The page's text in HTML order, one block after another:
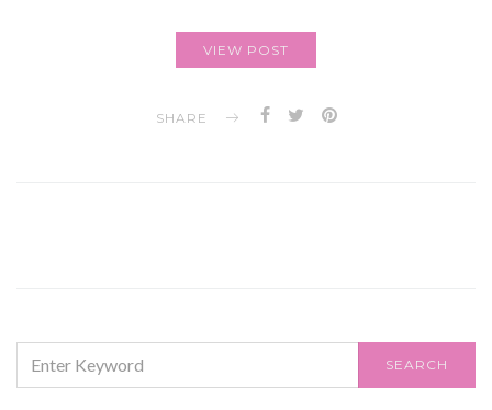
VIEW POST
SHARE
FOR:
SEARCH